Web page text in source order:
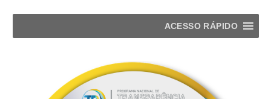
ACESSO RÁPIDO